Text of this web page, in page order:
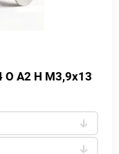
О А2 Н М3,9х13